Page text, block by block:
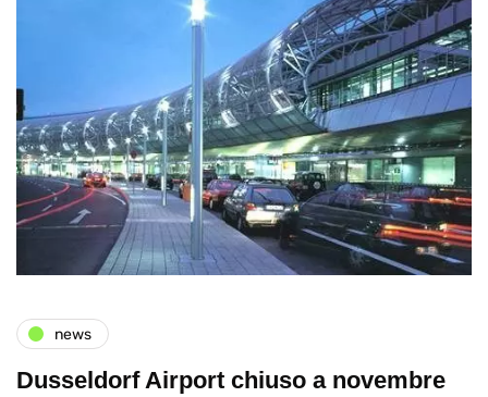
news
Dusseldorf Airport chiuso a novembre